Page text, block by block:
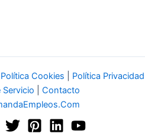
Política Cookies
Política Privacidad
Servicio
Contacto